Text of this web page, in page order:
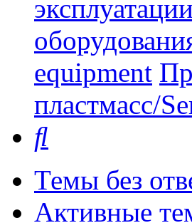
equipment
пластмасс/
Темы без
Активные